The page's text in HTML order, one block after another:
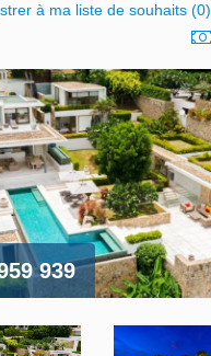
à ma liste de souhaits(0)
939